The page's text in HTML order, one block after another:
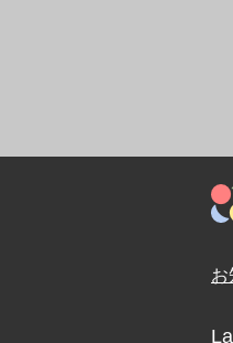
お